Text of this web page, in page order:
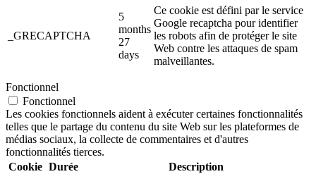
_GRECAPTCHA
5
months
27
days
Ce cookie est défini par le service
Google recaptcha pour identifier
les robots afin de protéger le site
Web contre les attaques de spam
malveillantes.
Fonctionnel
Fonctionnel
Les cookies fonctionnels aident à exécuter certaines fonctionnalités
telles que le partage du contenu du site Web sur les plateformes de
médias sociaux, la collecte de commentaires et d'autres
fonctionnalités tierces.
Cookie Durée Description